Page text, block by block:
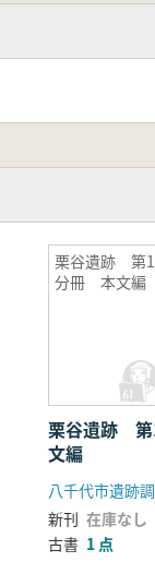
栗谷遺跡 第1
分冊 本文編
栗谷遺跡
文編
八千代市遺跡
新刊 在庫なし
古書 1 点